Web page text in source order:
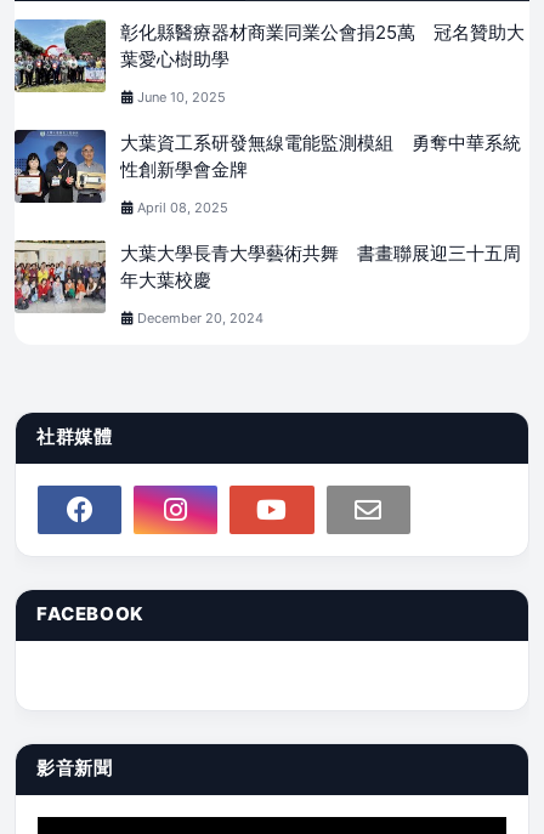
彰化縣醫療器材商業同業公會捐25萬 冠名贊助大
葉愛心樹助學
June 10, 2025
大葉資工系研發無線電能監測模組 勇奪中華系統
性創新學會金牌
April 08, 2025
大葉大學長青大學藝術共舞 書畫聯展迎三十五周
年大葉校慶
December 20, 2024
社群媒體
FACEBOOK
影音新聞